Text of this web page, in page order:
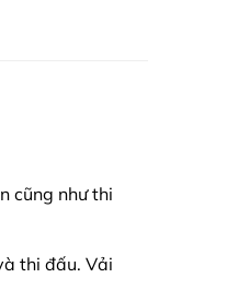
cũng như thi
thi đấu. Vải